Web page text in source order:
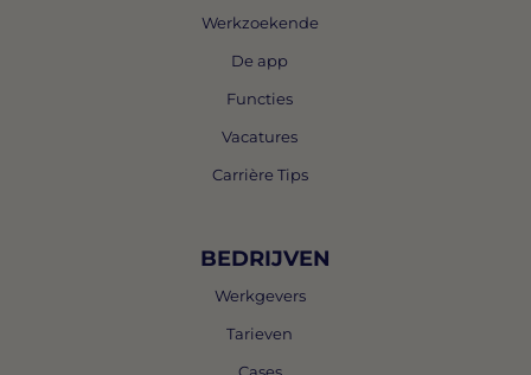
Werkzoekende
De app
Functies
Vacatures
Carrière Tips
BEDRIJVEN
Werkgevers
Tarieven